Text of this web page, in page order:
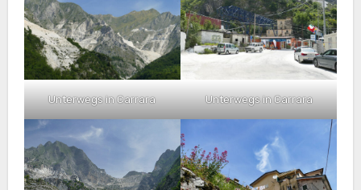
Unterwegs in Carrara Unterwegs in Carrara